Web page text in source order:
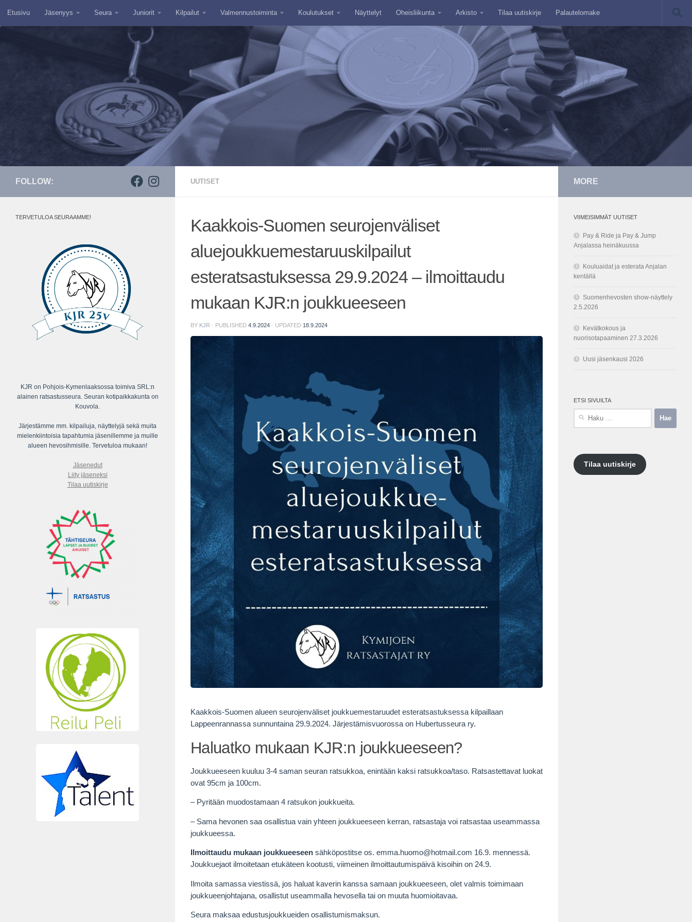
Skip to content
Etusivu Jäsenyys Seura Juniorit Kilpailut Valmennustoiminta Koulutukset Näyttelyt Oheisliikunta Arkisto Tilaa uutiskirje Palautelomake
UUTISET
Kaakkois-Suomen seurojenväliset
aluejoukkuemestaruuskilpailut
esteratsastuksessa 29.9.2024 – ilmoittaudu
mukaan KJR:n joukkueeseen
BY KJR · PUBLISHED 4.9.2024 · UPDATED 18.9.2024
Kaakkois-Suomen alueen seurojenväliset joukkuemestaruudet esteratsastuksessa kilpaillaan
Lappeenrannassa sunnuntaina 29.9.2024. Järjestämisvuorossa on Hubertusseura ry.
Haluatko mukaan KJR:n joukkueeseen?
Joukkueeseen kuuluu 3-4 saman seuran ratsukkoa, enintään kaksi ratsukkoa/taso. Ratsastettavat luokat
ovat 95cm ja 100cm.
– Pyritään muodostamaan 4 ratsukon joukkueita.
– Sama hevonen saa osallistua vain yhteen joukkueeseen kerran, ratsastaja voi ratsastaa useammassa
joukkueessa.
Ilmoittaudu mukaan joukkueeseen sähköpostitse os. emma.huomo@hotmail.com 16.9. mennessä.
Joukkuejaot ilmoitetaan etukäteen kootusti, viimeinen ilmoittautumispäivä kisoihin on 24.9.
Ilmoita samassa viestissä, jos haluat kaverin kanssa samaan joukkueeseen, olet valmis toimimaan
joukkueenjohtajana, osallistut useammalla hevosella tai on muuta huomioitavaa.
Seura maksaa edustusjoukkueiden osallistumismaksun.
FOLLOW:
TERVETULOA SEURAAMME!
KJR on Pohjois-Kymenlaaksossa toimiva SRL:n
alainen ratsastusseura. Seuran kotipaikkakunta on
Kouvola.
Järjestämme mm. kilpailuja, näyttelyjä sekä muita
mielenkiintoisia tapahtumia jäsenillemme ja muille
alueen hevosihmisille. Tervetuloa mukaan!
Jäsenedut
Liity jäseneksi
Tilaa uutiskirje
MORE
VIIMEISIMMÄT UUTISET
Pay & Ride ja Pay & Jump
Anjalassa heinäkuussa
Kouluaidat ja esterata Anjalan
kentällä
Suomenhevosten show-näyttely
2.5.2026
Kevätkokous ja
nuorisotapaaminen 27.3.2026
Uusi jäsenkausi 2026
ETSI SIVUILTA
Tilaa uutiskirje